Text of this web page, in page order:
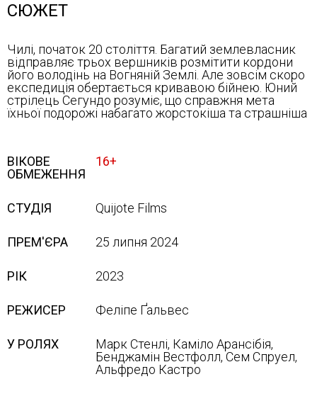
СЮЖЕТ
Чилі, початок 20 століття. Багатий землевласник
відправляє трьох вершників розмітити кордони
його володінь на Вогняній Землі. Але зовсім скоро
експедиція обертається кривавою бійнею. Юний
стрілець Сегундо розуміє, що справжня мета
їхньої подорожі набагато жорстокіша та страшніша
ВІКОВЕ
ОБМЕЖЕННЯ
16+
СТУДІЯ Quijote Films
ПРЕМ'ЄРА 25 липня 2024
РІК 2023
РЕЖИСЕР Феліпе Ґальвес
У РОЛЯХ
Марк Стенлі, Каміло Арансібія,
Бенджамін Вестфолл, Сем Спруел,
Альфредо Кастро